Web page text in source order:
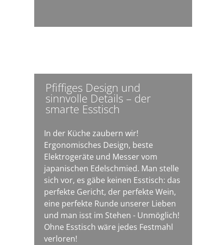
Pfiffiges Design und
sinnvolle Details – der
smarte Esstisch
In der Küche zaubern wir!
Ergonomisches Design, beste
Elektrogeräte und Messer vom
japanischen Edelschmied. Man stelle
sich vor, es gäbe keinen Esstisch: das
perfekte Gericht, der perfekte Wein,
eine perfekte Runde unserer Lieben
und man isst im Stehen - Unmöglich!
Ohne Esstisch wäre jedes Festmahl
verloren!